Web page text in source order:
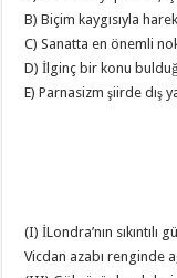
B) Biçim kaygısıyla
C) Sanatta en önemli
D) İlginç bir konu
E) Parnasizm şiirde dış
(I) İLondra’nın
Vicdan azabı renginde